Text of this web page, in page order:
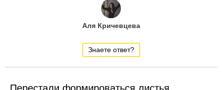
Аля Кричевцева
Знаете ответ?
Перестали формироваться листья